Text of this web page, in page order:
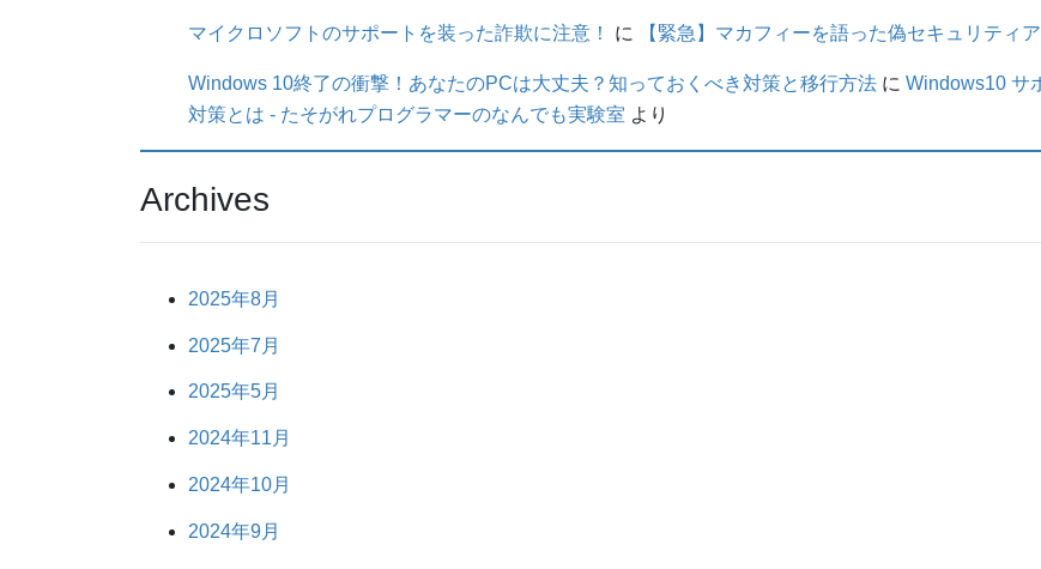
マイクロソフトのサポートを装った詐欺に注意！ に 【緊急】マカフィーを語った偽セキュリティ
Windows 10終了の衝撃！あなたのPCは大丈夫？知っておくべき対策と移行方法 に Windows10 サ
対策とは - たそがれプログラマーのなんでも実験室 より
Archives
2025年8月
2025年7月
2025年5月
2024年11月
2024年10月
2024年9月